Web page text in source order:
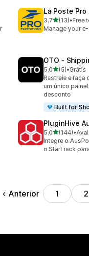
La Poste
3,7de 5 estrelas
(13)
13 avaliações
•Free
Manage your
OTO ‑
5,0de 5 estrelas
(5)
5 avaliações ao
•Grátis
Rastreie e faça
um único
desconto
Built for
PluginHive
5,0de 5 estrelas
(144)
144 avaliações
•
Integre o
o StarTrack
Anterior 1 2